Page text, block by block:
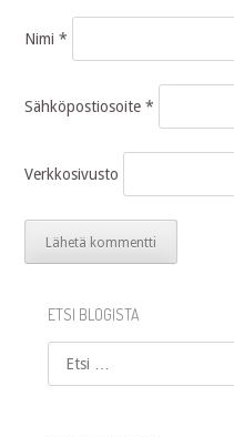
Nimi*
Sähköpostiosoite*
Verkkosivusto
ETSI BLOGISTA
Etsi